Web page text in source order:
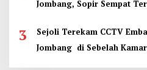
Jombang, Sopir Sempat
3
Sejoli Terekam CCTV
Jombang di Sebelah